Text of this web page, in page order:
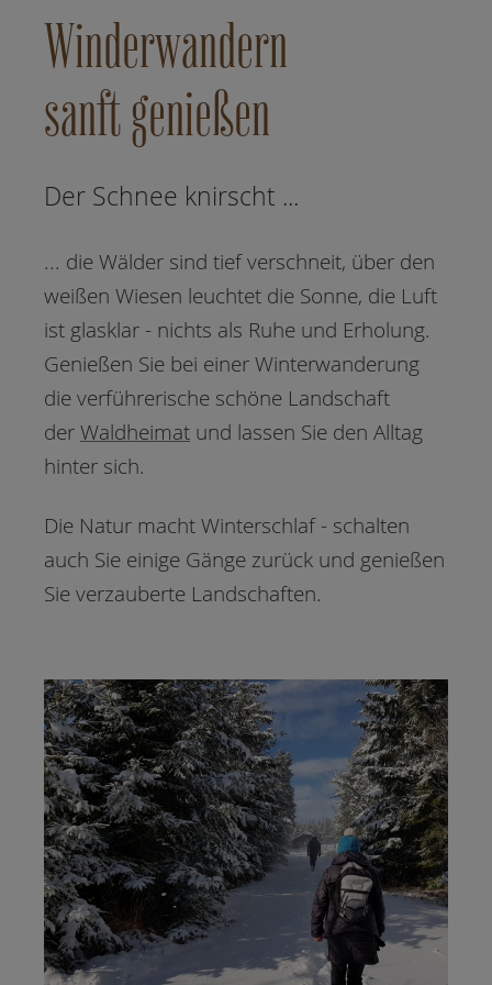
Winderwandern
sanft genießen
Der Schnee knirscht ...
... die Wälder sind tief verschneit, über den
weißen Wiesen leuchtet die Sonne, die Luft
ist glasklar - nichts als Ruhe und Erholung.
Genießen Sie bei einer Winterwanderung
die verführerische schöne Landschaft
derWaldheimat und lassen Sie den Alltag
hinter sich.
Die Natur macht Winterschlaf - schalten
auch Sie einige Gänge zurück und genießen
Sie verzauberte Landschaften.